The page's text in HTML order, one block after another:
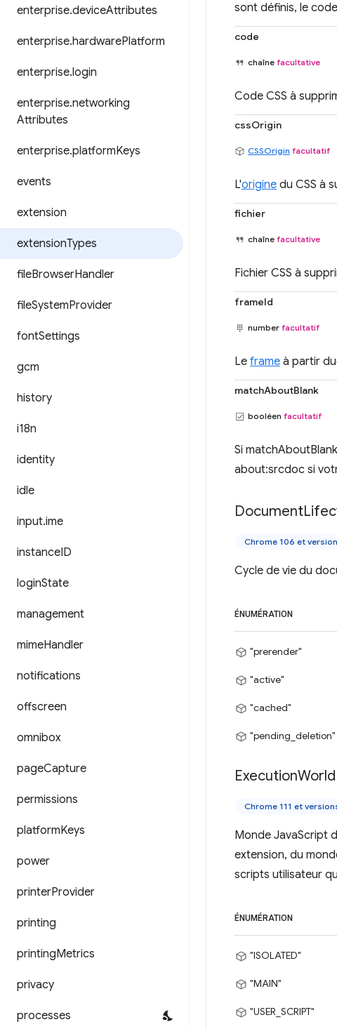
enterprise.deviceAttributes
enterprise.hardwarePlatform
enterprise.login
enterprise.networking
Attributes
enterprise.platformKeys
events
extension
extensionTypes
fileBrowserHandler
fileSystemProvider
fontSettings
gcm
history
i18n
identity
idle
input.ime
instanceID
loginState
management
mimeHandler
notifications
offscreen
omnibox
pageCapture
permissions
platformKeys
power
printerProvider
printing
printingMetrics
privacy
processes
sont définis, le
code
chaîne facultative
Code CSS à
cssOrigin
CSSOrigin facultatif
L'origine du CSS à
fichier
chaîne facultative
Fichier CSS à
frameId
number facultatif
Le frame à partir
matchAboutBlank
booléen facultatif
Si
about:srcdoc si
Document
Chrome 106 et
Cycle de vie du
ÉNUMÉRATION
"prerender"
"active"
"cached"
"pending_deletion"
ExecutionWorld
Chrome 111 et
Monde JavaScript
extension, du
scripts utilisateur
ÉNUMÉRATION
"ISOLATED"
"MAIN"
"USER_SCRIPT"